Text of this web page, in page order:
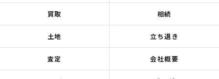
買取 相続
土地 立ち退き
査定 会社概要